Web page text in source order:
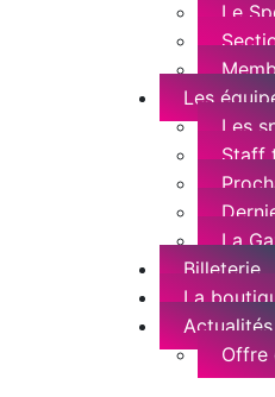
Le
Les
Les
Staff
La
Billeterie
La
Actualités
Offre